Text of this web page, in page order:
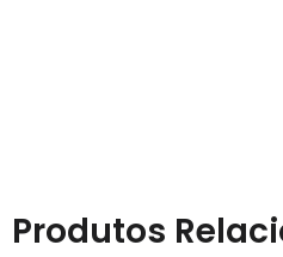
Produtos